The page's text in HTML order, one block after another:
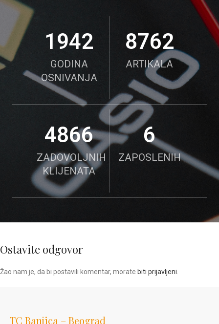
1995
GODINA
OSNIVANJA
9000
ARTIKALA
5000
ZADOVOLJNIH
KLIJENATA
6
ZAPOSLENIH
Ostavite odgovor
Žao nam je, da bi postavili komentar, morate biti prijavljeni.
TC Banjica – Beograd